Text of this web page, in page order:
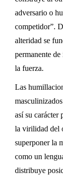
adversario o
competidor”.
alteridad se
permanente
la fuerza.
Las
masculinizados
asísu carácter
la virilidad del
superponer la
como un
distribuye